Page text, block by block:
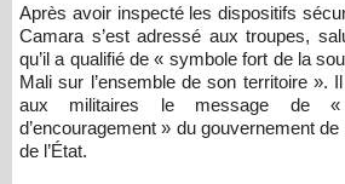
Après avoir inspecté les dispositifs
Camara s’est adressé aux troupes,
qu’il a qualifié de « symbole fort de la
Mali sur l’ensemble de son territoire ».
aux militaires le message de «
d’encouragement » du gouvernement
de l’État.